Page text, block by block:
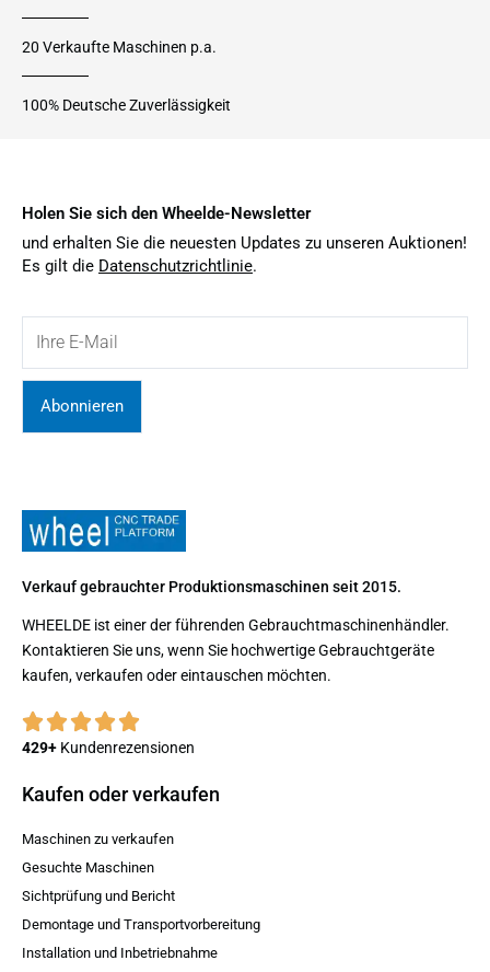
20 Verkaufte Maschinen p.a.
100% Deutsche Zuverlässigkeit
Holen Sie sich den Wheelde-Newsletter
und erhalten Sie die neuesten Updates zu unseren Auktionen!
Es gilt die Datenschutzrichtlinie.
Abonnieren
Verkauf gebrauchter Produktionsmaschinen seit 2015.
WHEELDE ist einer der führenden Gebrauchtmaschinenhändler.
Kontaktieren Sie uns, wenn Sie hochwertige Gebrauchtgeräte
kaufen, verkaufen oder eintauschen möchten.
429+ Kundenrezensionen
Kaufen oder verkaufen
Maschinen zu verkaufen
Gesuchte Maschinen
Sichtprüfung und Bericht
Demontage und Transportvorbereitung
Installation und Inbetriebnahme